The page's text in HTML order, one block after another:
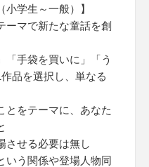
小学生～一般）】
マで新たな童話を創
手袋を買いに」「う
品を選択し、単なる
とをテーマに、あなた
させる必要は無し
いう関係や登場人物同